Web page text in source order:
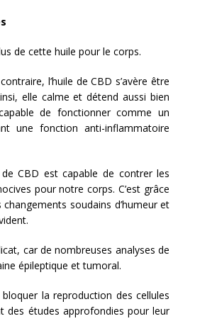
de cette huile pour le corps.
l’huile de CBD s’avère être
elle calme et détend aussi bien
de fonctionner comme un
une fonction anti-inflammatoire
CBD est capable de contrer les
pour notre corps. C’est grâce
soudains d’humeur et
car de nombreuses analyses de
épileptique et tumoral.
la reproduction des cellules
des études approfondies pour leur